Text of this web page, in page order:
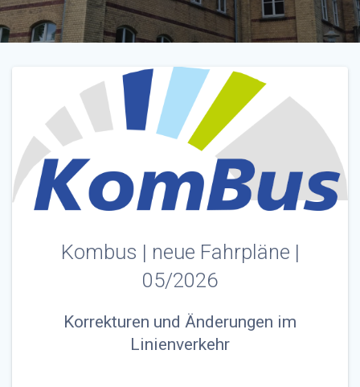
Kombus | neue Fahrpläne |
05/2026
Korrekturen und Änderungen im
Linienverkehr